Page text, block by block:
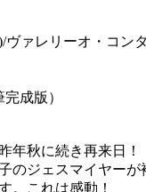
ヴァレリーオ・コン
成版）
年秋に続き再来日！
ジェスマイヤーが
。これは感動！